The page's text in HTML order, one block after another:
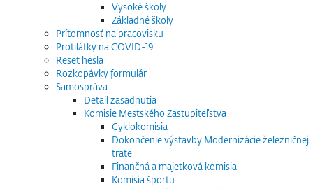
Vysoké školy
Základné školy
Prítomnosť na pracovisku
Protilátky na COVID-19
Reset hesla
Rozkopávky formulár
Samospráva
Detail zasadnutia
Komisie Mestského Zastupiteľstva
Cyklokomisia
Dokončenie výstavby Modernizácie železničnej
trate
Finančná a majetková komisia
Komisia športu